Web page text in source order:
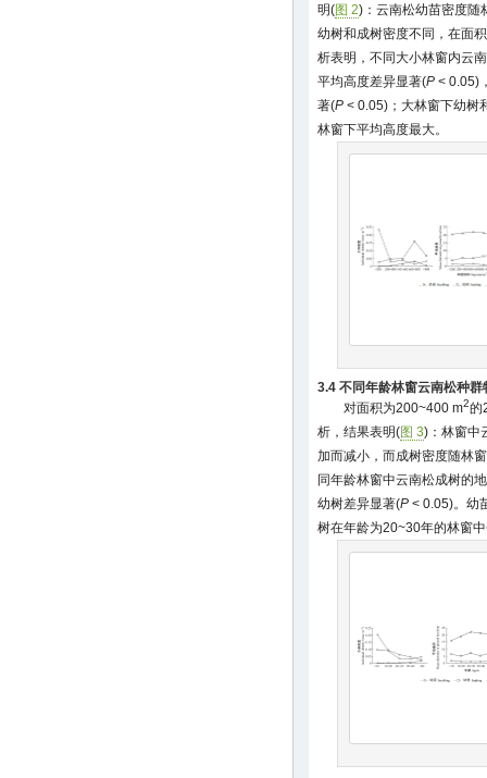
明(图 2)：云南松幼苗密度随
幼树和成树密度不同，在面
析表明，不同大小林窗内云
平均高度差异显著(P < 0.05)
著(P < 0.05)；大林窗下幼树
林窗下平均高度最大。
3.4 不同年龄林窗云南松种群
对面积为200~400 m2的
析，结果表明(图 3)：林窗中
加而减小，而成树密度随林
同年龄林窗中云南松成树的
幼树差异显著(P < 0.05)。幼
树在年龄为20~30年的林窗